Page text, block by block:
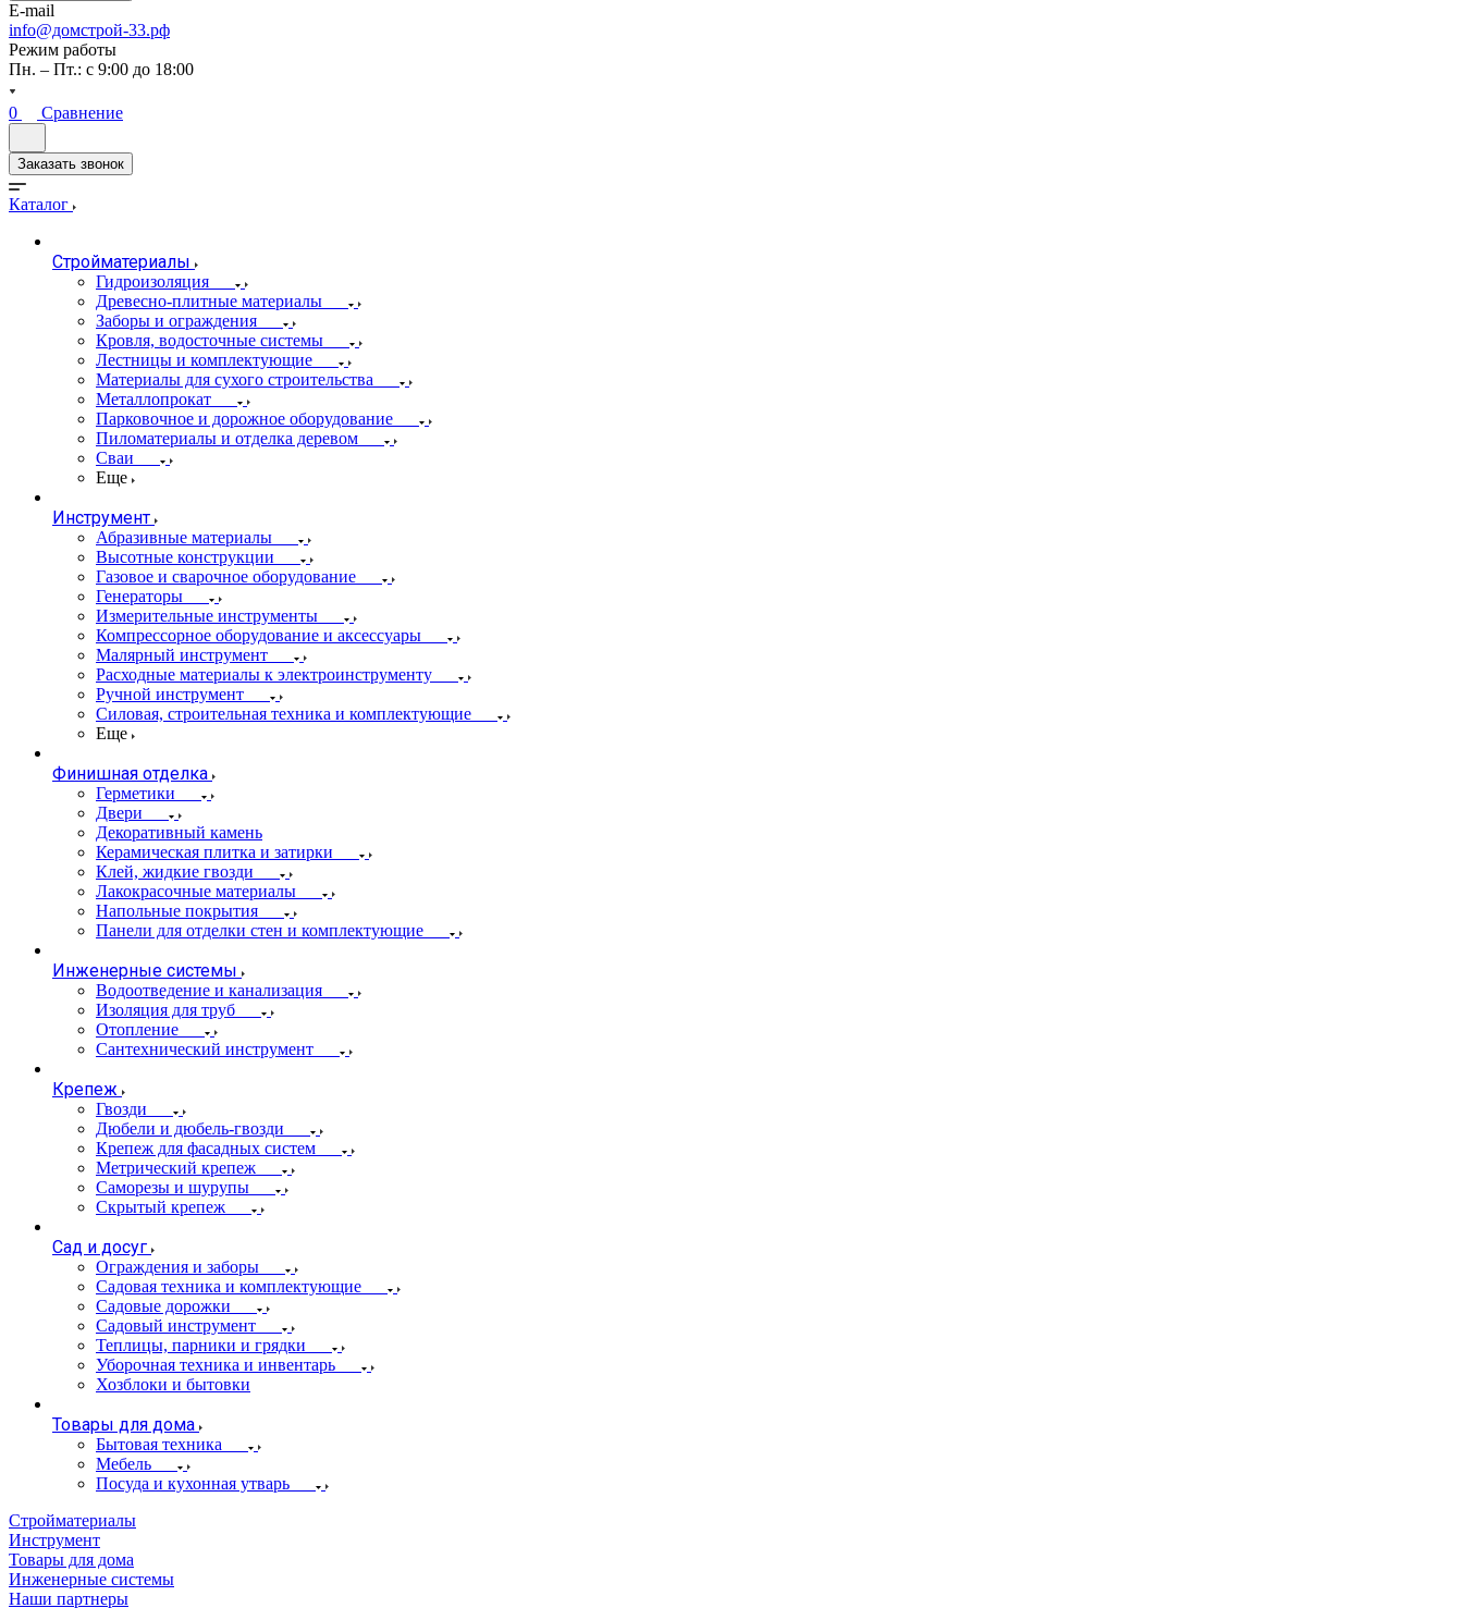
E-mail
info@домстрой-33.рф
Режим работы
Пн. – Пт.: с 9:00 до 18:00
0 Сравнение
Заказать звонок
Каталог
Стройматериалы
Гидроизоляция
Древесно-плитные материалы
Заборы и ограждения
Кровля, водосточные системы
Лестницы и комплектующие
Материалы для сухого строительства
Металлопрокат
Парковочное и дорожное оборудование
Пиломатериалы и отделка деревом
Сваи
Еще
Инструмент
Абразивные материалы
Высотные конструкции
Газовое и сварочное оборудование
Генераторы
Измерительные инструменты
Компрессорное оборудование и аксессуары
Малярный инструмент
Расходные материалы к электроинструменту
Ручной инструмент
Силовая, строительная техника и комплектующие
Еще
Финишная отделка
Герметики
Двери
Декоративный камень
Керамическая плитка и затирки
Клей, жидкие гвозди
Лакокрасочные материалы
Напольные покрытия
Панели для отделки стен и комплектующие
Инженерные системы
Водоотведение и канализация
Изоляция для труб
Отопление
Сантехнический инструмент
Крепеж
Гвозди
Дюбели и дюбель-гвозди
Крепеж для фасадных систем
Метрический крепеж
Саморезы и шурупы
Скрытый крепеж
Сад и досуг
Ограждения и заборы
Садовая техника и комплектующие
Садовые дорожки
Садовый инструмент
Теплицы, парники и грядки
Уборочная техника и инвентарь
Хозблоки и бытовки
Товары для дома
Бытовая техника
Мебель
Посуда и кухонная утварь
Стройматериалы
Инструмент
Товары для дома
Инженерные системы
Наши партнеры